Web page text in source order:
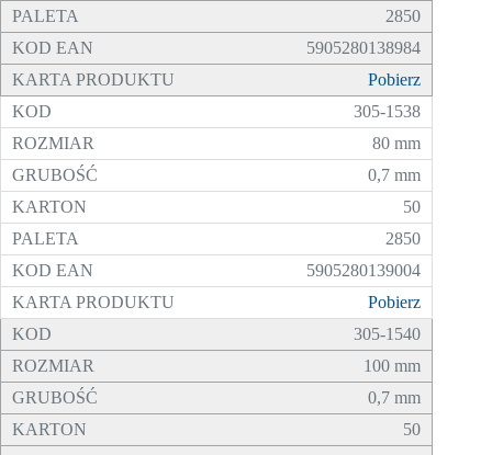
2850
5905280138984
Pobierz
305-1538
80 mm
0,7 mm
50
2850
5905280139004
Pobierz
305-1540
100 mm
0,7 mm
50